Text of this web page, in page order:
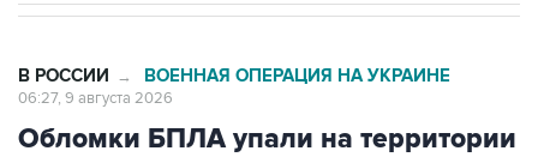
Обломки БПЛА упали на территории
двух предприятий в Новороссийске